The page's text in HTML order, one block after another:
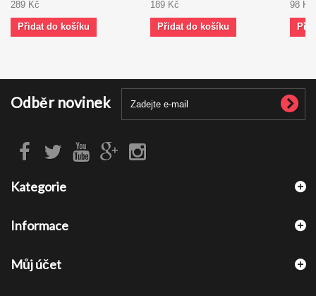
289 Kč
Přidat do košíku
189 Kč
Přidat do košíku
98 Kč
Odběr novinek
Kategorie
Informace
Můj účet